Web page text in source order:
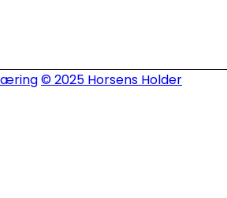
© 2025 Horsens Holder